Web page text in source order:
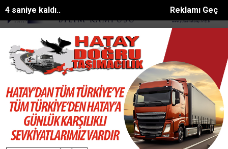
Reklamı Geç
4 saniye kaldı..
SON DAKİKA:
62 aranan... Alanyada sazlık alanda yangın Çoban köpeğini
Ana Sayfa Yazarlar Süleyman GÖKSU
SÜLEYMAN GÖKSU
Mail:suleymangoksu@gmail.com